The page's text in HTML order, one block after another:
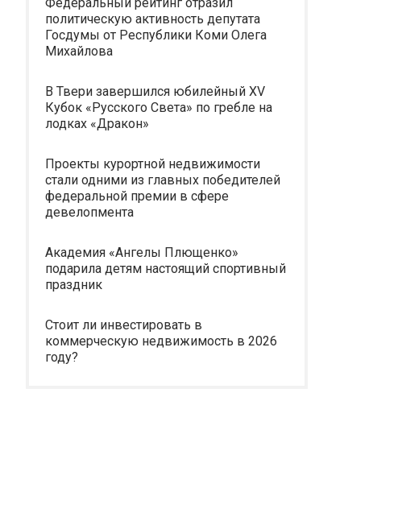
политическую активность депутата
Госдумы от Республики Коми Олега
Михайлова
В Твери завершился юбилейный XV
Кубок «Русского Света» по гребле на
лодках «Дракон»
Проекты курортной недвижимости
стали одними из главных победителей
федеральной премии в сфере
девелопмента
Академия «Ангелы Плющенко»
подарила детям настоящий спортивный
праздник
Стоит ли инвестировать в
коммерческую недвижимость в 2026
году?